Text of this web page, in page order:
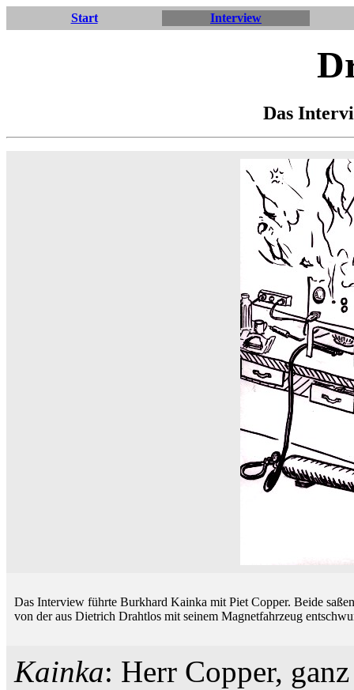
Start Interview
Das
Das Interview führte Burkhard Kainka mit Piet Copper. Beide
von der aus Dietrich Drahtlos mit seinem Magnetfahrzeug
Kainka: Herr Copper,